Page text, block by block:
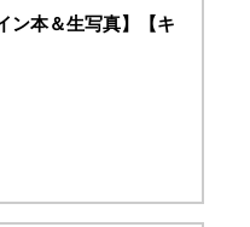
ン本＆生写真】【キ